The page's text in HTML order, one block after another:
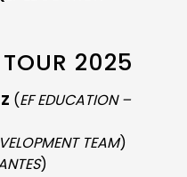
2025
(EF EDUCATION –
TEAM)
)